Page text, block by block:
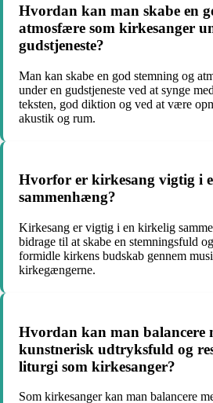
Hvordan kan man skabe en
atmosfære som kirkesanger
gudstjeneste?
Man kan skabe en god stemning og
under en gudstjeneste ved at synge
teksten, god diktion og ved at være
akustik og rum.
Hvorfor er kirkesang vigtig i
sammenhæng?
Kirkesang er vigtig i en kirkelig
bidrage til at skabe en stemningsfuld
formidle kirkens budskab gennem
kirkegængerne.
Hvordan kan man balancere
kunstnerisk udtryksfuld og
liturgi som kirkesanger?
Som kirkesanger kan man balancere